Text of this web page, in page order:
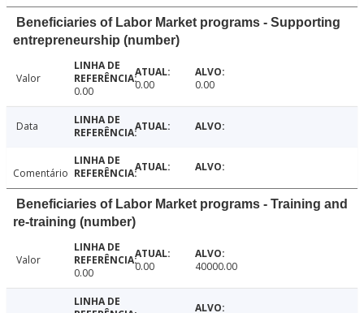
Beneficiaries of Labor Market programs - Supporting
entrepreneurship (number)
Valor
0.00
0.00 0.00
Data
Comentário
Beneficiaries of Labor Market programs - Training and
re-training (number)
Valor
0.00
0.00 40000.00